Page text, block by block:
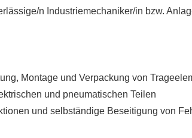
n Industriemechaniker/in bzw.
Montage und Verpackung von
und pneumatischen Teilen
und selbständige Beseitigung von